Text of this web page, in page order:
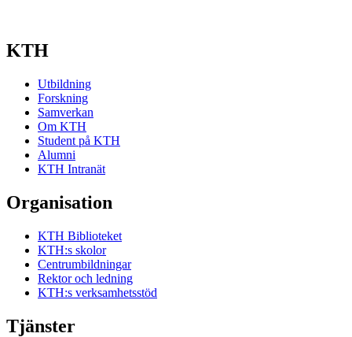
KTH
Utbildning
Forskning
Samverkan
Om KTH
Student på KTH
Alumni
KTH Intranät
Organisation
KTH Biblioteket
KTH:s skolor
Centrumbildningar
Rektor och ledning
KTH:s verksamhetsstöd
Tjänster